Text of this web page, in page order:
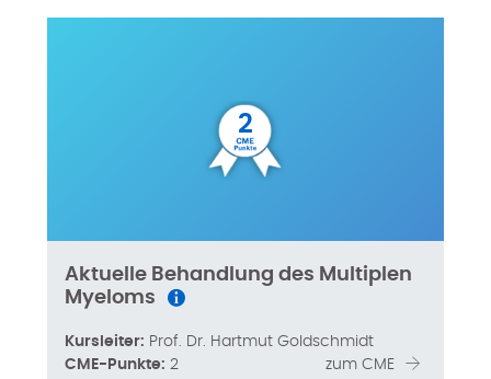
2
Aktuelle Behandlung des Multiplen
Myeloms
Kursleiter: Prof. Dr. Hartmut Goldschmidt
CME-Punkte: 2 zum CME